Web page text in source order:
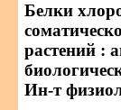
Белки
растений :
Ин-т